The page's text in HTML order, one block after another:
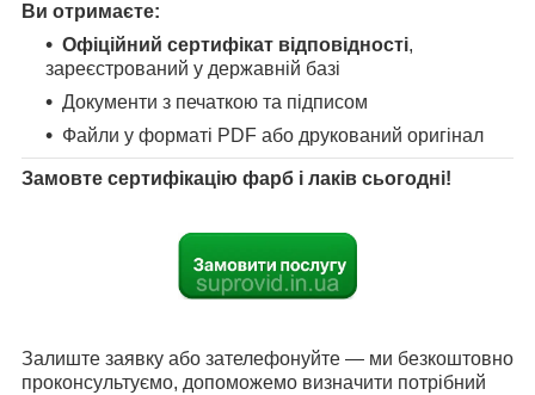
Ви отримаєте:
Офіційний сертифікат відповідності,
зареєстрований у державній базі
Документи з печаткою та підписом
Файли у форматі PDF або друкований оригінал
Замовте сертифікацію фарб і лаків сьогодні!
Залиште заявку або зателефонуйте — ми безкоштовно
проконсультуємо, допоможемо визначити потрібний